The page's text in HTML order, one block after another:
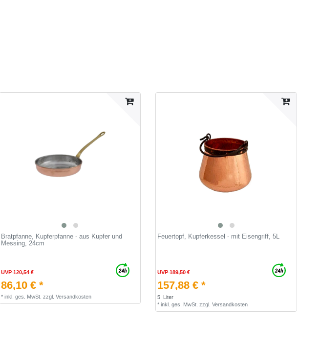
Bratpfanne, Kupferpfanne - aus Kupfer und
Messing, 24cm
UVP 120,54 €
86,10 € *
* inkl. ges. MwSt. zzgl. Versandkosten
Feuertopf, Kupferkessel - mit Eisengriff, 5L
UVP 189,50 €
157,88 € *
5
Liter
* inkl. ges. MwSt. zzgl. Versandkosten